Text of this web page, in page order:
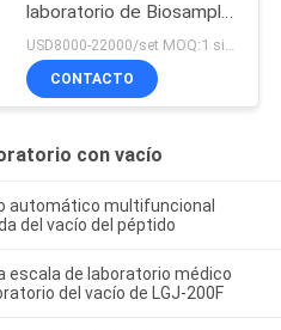
laboratorio de Biosample
de los liofilizadores los
reactivo del IVD
USD8000-22000/set MOQ:1 sistema
CONTACTO
con vacío
automático multifuncional
del vacío del péptido
escala de laboratorio médico
del vacío de LGJ-200F